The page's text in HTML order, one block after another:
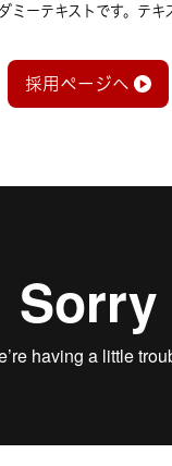
ミーテキストです。テキ
採用ページへ